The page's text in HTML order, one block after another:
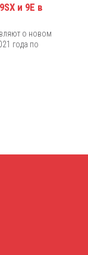
и 9E в
о новом
года по